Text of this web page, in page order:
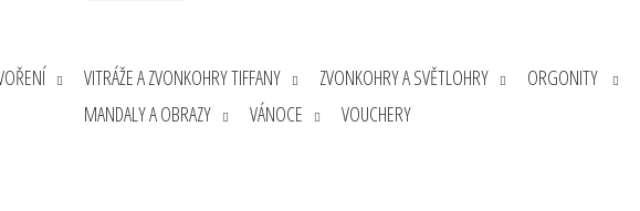
VITRÁŽE A ZVONKOHRY TIFFANY ZVONKOHRY A SVĚTLOHRY ORGONITY
MANDALY A OBRAZY
VÁNOCE VOUCHERY